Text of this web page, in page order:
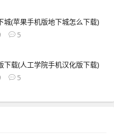
城(苹果手机版地下城怎么下载)
5
下载(人工学院手机汉化版下载)
5